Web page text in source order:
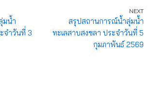
มน้ำ
จำวันที่ 3
NEXT
สรุปสถานการณ์น้ำลุ่มน้ำ
ทะเลสาบสงขลา ประจำวันที่ 5
กุมภาพันธ์ 2569